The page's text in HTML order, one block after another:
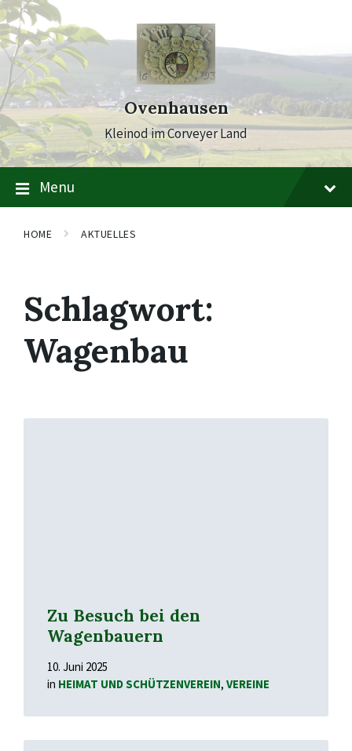
Skip
to
content
Skip
to
main
navigation
Skip
to
footer
Ovenhausen
Kleinod im Corveyer Land
Menu
HOME AKTUELLES
Schlagwort:
Wagenbau
Zu Besuch bei den
Wagenbauern
10. Juni 2025
in HEIMAT UND SCHÜTZENVEREIN, VEREINE
Mehr
Mehr